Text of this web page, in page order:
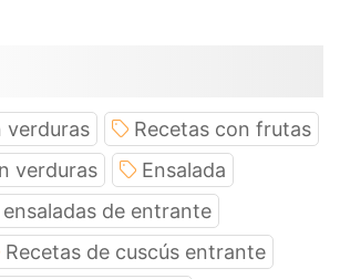
verduras
Recetas con frutas
verduras
Ensalada
de entrante
Recetas de cuscús entrante